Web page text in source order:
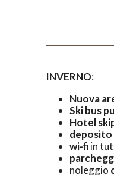
INVERNO:
Nuova a
Ski bus
Hotel
deposito
wi-fiin
noleggio